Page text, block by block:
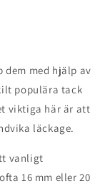
dem med hjälp av
populära tack
viktiga här är att
läckage.
vanligt
16 mm eller 20